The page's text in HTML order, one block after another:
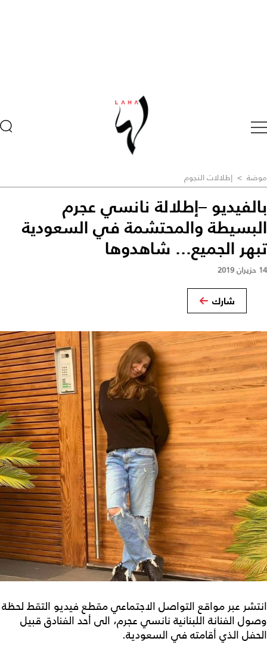
موضة > إطلالات النجوم
بالفيديو –إطلالة نانسي عجرم
البسيطة والمحتشمة في السعودية
تبهر الجميع... شاهدوها
14 حزيران 2019
شارك
انتشر عبر مواقع التواصل الاجتماعي مقطع فيديو التقط لحظة
وصول الفنانة اللبنانية نانسي عجرم، الى أحد الفنادق قبيل
الحفل الذي أقامته في السعودية.